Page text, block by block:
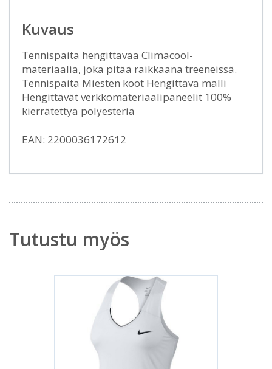
Kuvaus
Tennispaita hengittävää Climacool-
materiaalia, joka pitää raikkaana treeneissä.
Tennispaita Miesten koot Hengittävä malli
Hengittävät verkkomateriaalipaneelit 100%
kierrätettyä polyesteriä
EAN: 2200036172612
Tutustu myös